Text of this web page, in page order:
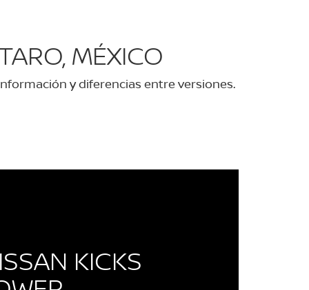
MÉXICO
y diferencias entre versiones.
KICKS